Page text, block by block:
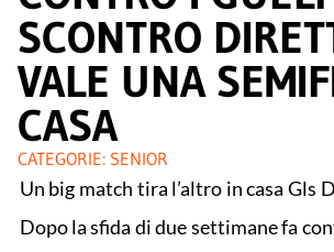
SCONTRO
VALE UNA
CASA
CATEGORIE: SENIOR
Un big match tira l’altro in casa Gls
Dopo la sfida di due settimane fa